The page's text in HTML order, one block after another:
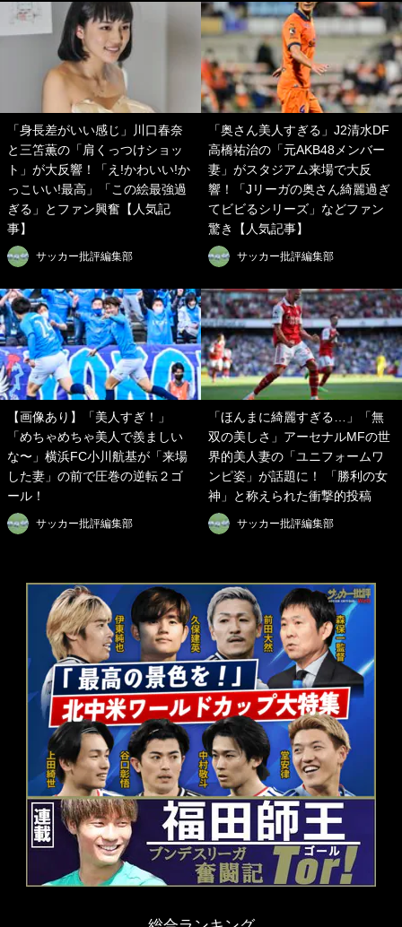
「身長差がいい感じ」川口春奈
と三笘薫の「肩くっつけショッ
ト」が大反響！「え!かわいい!か
っこいい!最高」「この絵最強過
ぎる」とファン興奮【人気記
事】
サッカー批評編集部
「奥さん美人すぎる」J2清水DF
高橋祐治の「元AKB48メンバー
妻」がスタジアム来場で大反
響！「Jリーガの奥さん綺麗過ぎ
てビビるシリーズ」などファン
驚き【人気記事】
サッカー批評編集部
【画像あり】「美人すぎ！」
「めちゃめちゃ美人で羨ましい
な〜」横浜FC小川航基が「来場
した妻」の前で圧巻の逆転２ゴ
ール！
サッカー批評編集部
「ほんまに綺麗すぎる…」「無
双の美しさ」アーセナルMFの世
界的美人妻の「ユニフォームワ
ンピ姿」が話題に！ 「勝利の女
神」と称えられた衝撃的投稿
サッカー批評編集部